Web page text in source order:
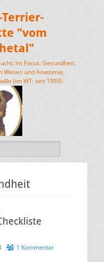
"vom
Im Focus: Gesundheit,
Wesen und Anatomie,
(im KfT; seit 1993)
1 Kommentar